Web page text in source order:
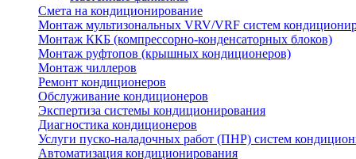
Смета на кондиционирование
Монтаж мультизональных VRV/VRF систем
Монтаж ККБ (компрессорно-конденсаторных блоков)
Монтаж руфтопов (крышных кондиционеров)
Монтаж чиллеров
Ремонт кондиционеров
Обслуживание кондиционеров
Экспертиза системы кондиционирования
Диагностика кондиционеров
Услуги пуско-наладочных работ (ПНР) систем
Автоматизация кондиционирования